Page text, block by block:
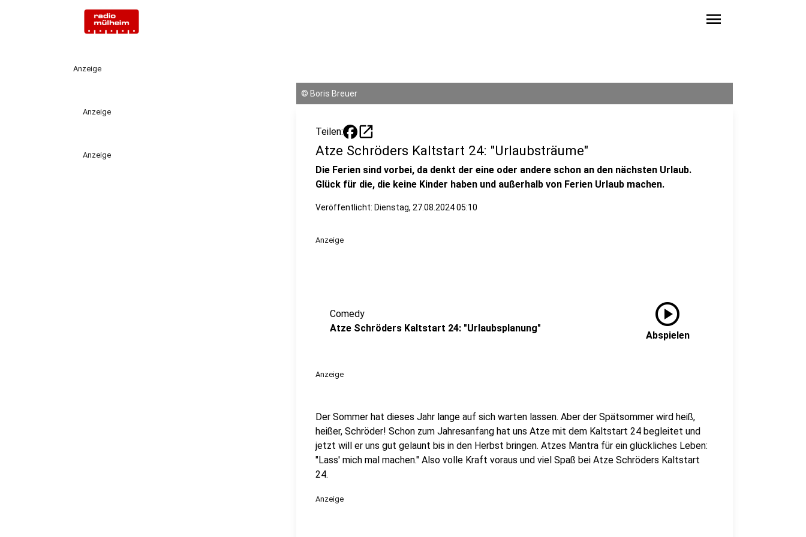
menu
Anzeige
Anzeige
Anzeige
© Boris Breuer
Teilen: open_in_new
Atze Schröders Kaltstart 24: "Urlaubsträume"
Die Ferien sind vorbei, da denkt der eine oder andere schon an den nächsten Urlaub.
Glück für die, die keine Kinder haben und außerhalb von Ferien Urlaub machen.
Veröffentlicht: Dienstag, 27.08.2024 05:10
Anzeige
Comedy
Atze Schröders Kaltstart 24: "Urlaubsplanung"
play_circle
Abspielen
Anzeige
Der Sommer hat dieses Jahr lange auf sich warten lassen. Aber der Spätsommer wird heiß,
heißer, Schröder! Schon zum Jahresanfang hat uns Atze mit dem Kaltstart 24 begleitet und
jetzt will er uns gut gelaunt bis in den Herbst bringen. Atzes Mantra für ein glückliches Leben:
"Lass' mich mal machen." Also volle Kraft voraus und viel Spaß bei Atze Schröders Kaltstart
24.
Anzeige